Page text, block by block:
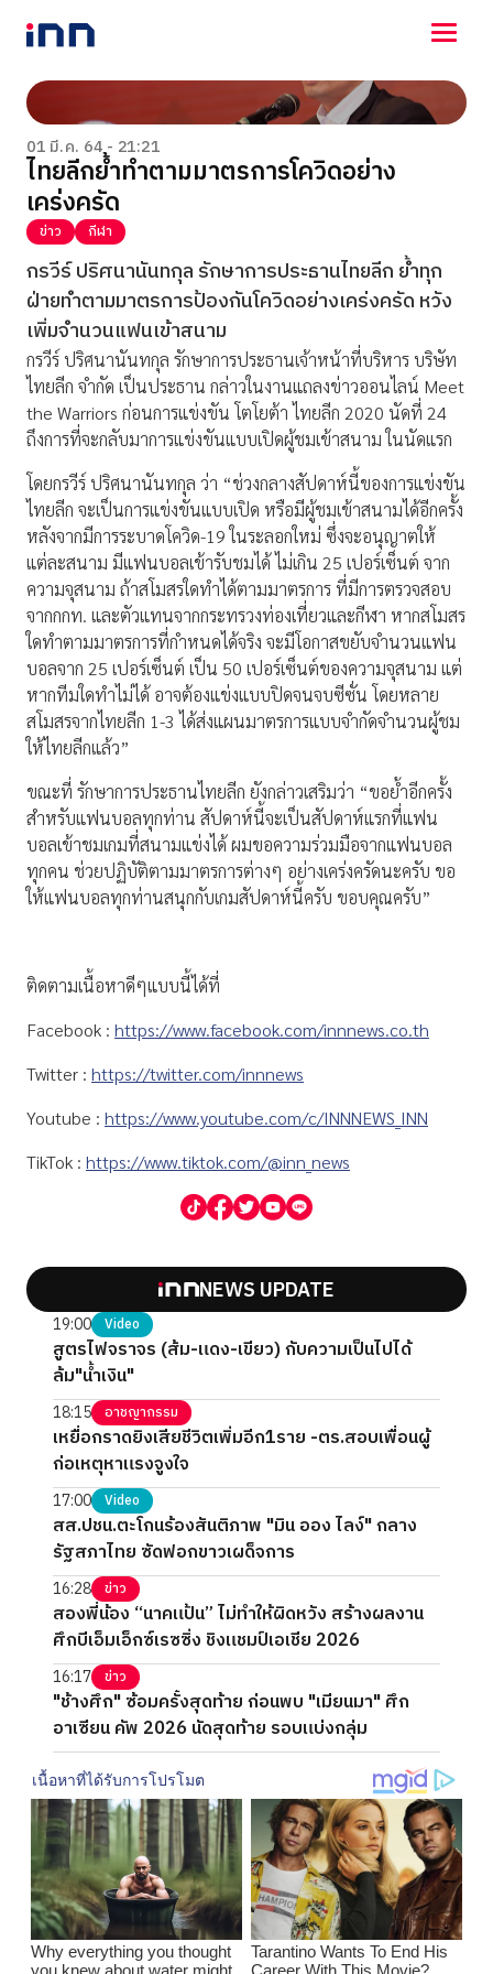
NEWS
ENTERTAINMENT
LIFESTYLE
HOROSCOPE
LOTTERY
VIDEO
ร่วมด้วยช่วยกัน
01 มี.ค. 64 - 21:21
ไทยลีกย้ำทำตามมาตรการโควิดอย่าง
เคร่งครัด
ข่าว กีฬา
กรวีร์ ปริศนานันทกุล รักษาการประธานไทยลีก ย้ำทุก
ฝ่ายทำตามมาตรการป้องกันโควิดอย่างเคร่งครัด หวัง
เพิ่มจำนวนแฟนเข้าสนาม
กรวีร์ ปริศนานันทกุล รักษาการประธานเจ้าหน้าที่บริหาร บริษัท
ไทยลีก จำกัด เป็นประธาน กล่าวในงานแถลงข่าวออนไลน์ Meet
the Warriors ก่อนการแข่งขัน โตโยต้า ไทยลีก 2020 นัดที่ 24
ถึงการที่จะกลับมาการแข่งขันแบบเปิดผู้ชมเข้าสนาม ในนัดแรก
โดยกรวีร์ ปริศนานันทกุล ว่า “ช่วงกลางสัปดาห์นี้ของการแข่งขัน
ไทยลีก จะเป็นการแข่งขันแบบเปิด หรือมีผู้ชมเข้าสนามได้อีกครั้ง
หลังจากมีการระบาดโควิด-19 ในระลอกใหม่ ซึ่งจะอนุญาตให้
แต่ละสนาม มีแฟนบอลเข้ารับชมได้ ไม่เกิน 25 เปอร์เซ็นต์ จาก
ความจุสนาม ถ้าสโมสรใดทำได้ตามมาตรการ ที่มีการตรวจสอบ
จากกกท. และตัวแทนจากกระทรวงท่องเที่ยวและกีฬา หากสโมสร
ใดทำตามมาตรการที่กำหนดได้จริง จะมีโอกาสขยับจำนวนแฟน
บอลจาก 25 เปอร์เซ็นต์ เป็น 50 เปอร์เซ็นต์ของความจุสนาม แต่
หากทีมใดทำไม่ได้ อาจต้องแข่งแบบปิดจนจบซีซั่น โดยหลาย
สโมสรจากไทยลีก 1-3 ได้ส่งแผนมาตรการแบบจำกัดจำนวนผู้ชม
ให้ไทยลีกแล้ว”
ขณะที่ รักษาการประธานไทยลีก ยังกล่าวเสริมว่า “ขอย้ำอีกครั้ง
สำหรับแฟนบอลทุกท่าน สัปดาห์นี้จะเป็นสัปดาห์แรกที่แฟน
บอลเข้าชมเกมที่สนามแข่งได้ ผมขอความร่วมมือจากแฟนบอล
ทุกคน ช่วยปฏิบัติตามมาตรการต่างๆ อย่างเคร่งครัดนะครับ ขอ
ให้แฟนบอลทุกท่านสนุกกับเกมสัปดาห์นี้ครับ ขอบคุณครับ”
ติดตามเนื้อหาดีๆแบบนี้ได้ที่
Facebook : https://www.facebook.com/innnews.co.th
Twitter : https://twitter.com/innnews
Youtube : https://www.youtube.com/c/INNNEWS_INN
TikTok : https://www.tiktok.com/@inn_news
NEWS UPDATE
19:00 Video
สูตรไฟจราจร (ส้ม-แดง-เขียว) กับความเป็นไปได้
ล้ม"น้ำเงิน"
18:15 อาชญากรรม
เหยื่อกราดยิงเสียชีวิตเพิ่มอีก1ราย -ตร.สอบเพื่อนผู้
ก่อเหตุหาแรงจูงใจ
17:00 Video
สส.ปชน.ตะโกนร้องสันติภาพ "มิน ออง ไลง์" กลาง
รัฐสภาไทย ซัดฟอกขาวเผด็จการ
16:28 ข่าว
สองพี่น้อง “นาคแป้น” ไม่ทำให้ผิดหวัง สร้างผลงาน
ศึกบีเอ็มเอ็กซ์เรซซิ่ง ชิงแชมป์เอเชีย 2026
16:17 ข่าว
"ช้างศึก" ซ้อมครั้งสุดท้าย ก่อนพบ "เมียนมา" ศึก
อาเซียน คัพ 2026 นัดสุดท้าย รอบแบ่งกลุ่ม